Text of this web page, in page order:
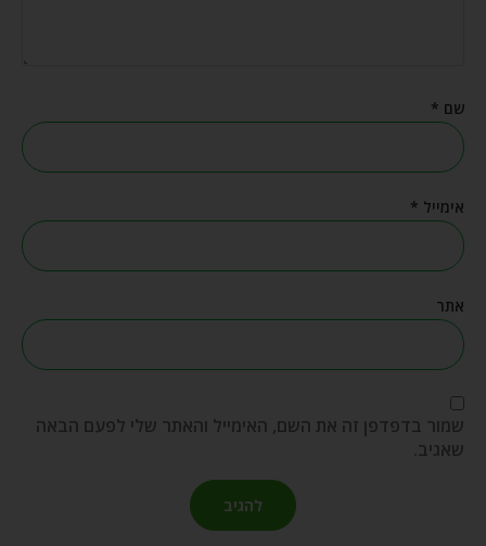
שם *
אימייל *
אתר
שמור בדפדפן זה את השם, האימייל והאתר שלי לפעם הבאה
שאגיב.